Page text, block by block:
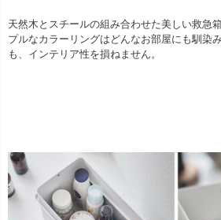
天然木とスチールの組み合わせた美しい救急
プルなカラーリングはどんなお部屋にも馴染
も、インテリア性を損ねません。